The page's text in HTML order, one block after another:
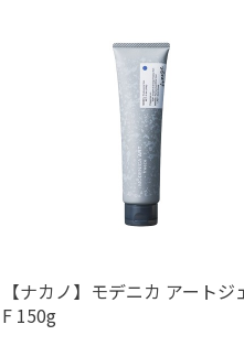
【ナカノ】モデニカ アートジ
F 150g